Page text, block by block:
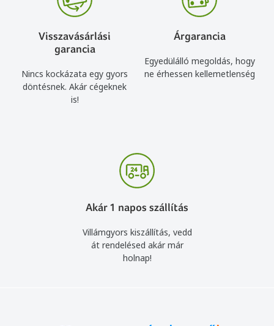
Visszavásárlási
garancia
Nincs kockázata egy gyors
döntésnek. Akár cégeknek
is!
Árgarancia
Egyedülálló megoldás, hogy
ne érhessen kellemetlenség
Akár 1 napos szállítás
Villámgyors kiszállítás, vedd
át rendelésed akár már
holnap!